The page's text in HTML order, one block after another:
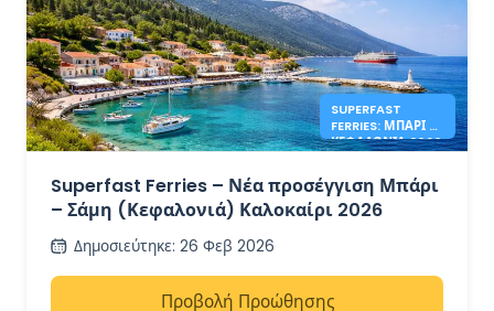
SUPERFAST
FERRIES: ΜΠΆΡΙ –
ΚΕΦΑΛΟΝΙΆ 2026
Superfast Ferries – Νέα προσέγγιση Μπάρι
– Σάμη (Κεφαλονιά) Καλοκαίρι 2026
Δημοσιεύτηκε: 26 Φεβ 2026
Προβολή Προώθησης